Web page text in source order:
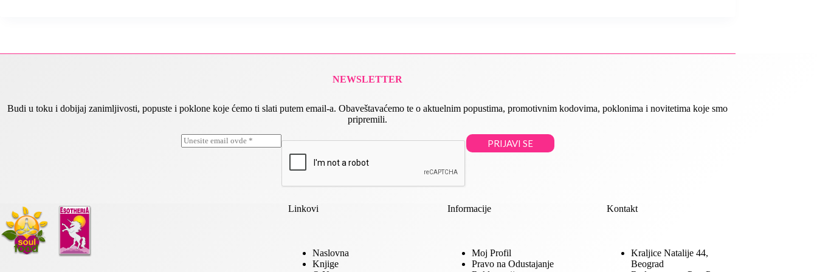
NEWSLETTER
Budi u toku i dobijaj zanimljivosti, popuste i poklone koje ćemo ti slati putem email-a. Obaveštavaćemo te o aktuelnim popustima, promotivnim kodovima, poklonima i novitetima koje smo
pripremili.
*
E
E
m
PRIJAVI SE
Linkovi
Naslovna
Knjige
Informacije
Moj Profil
Pravo na Odustajanje
Kontakt
Kraljice Natalije 44,
Beograd